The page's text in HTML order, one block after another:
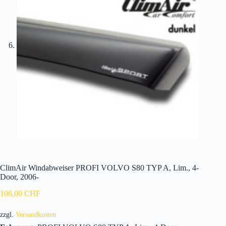
ClimAir Windabweiser PROFI VOLVO S80 TYP A, Lim., 4-
Door, 2006-
106,00 CHF
zzgl. Versandkosten